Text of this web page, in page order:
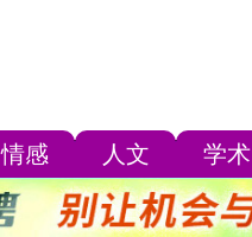
情感 人文 学术